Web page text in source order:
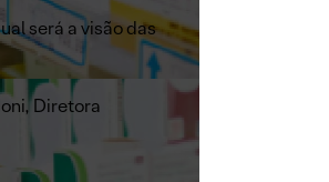
será a visão das
Diretora